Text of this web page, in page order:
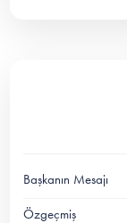
Başkanın Mesajı
Özgeçmiş